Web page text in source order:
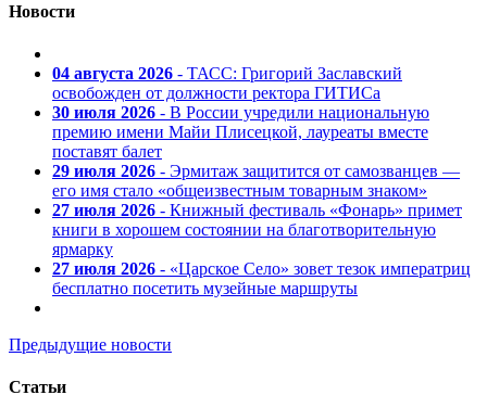
Новости
04 августа 2026 - ТАСС: Григорий Заславский
освобожден от должности ректора ГИТИСа
30 июля 2026 - В России учредили национальную
премию имени Майи Плисецкой, лауреаты вместе
поставят балет
29 июля 2026 - Эрмитаж защитится от самозванцев —
его имя стало «общеизвестным товарным знаком»
27 июля 2026 - Книжный фестиваль «Фонарь» примет
книги в хорошем состоянии на благотворительную
ярмарку
27 июля 2026 - «Царское Село» зовет тезок императриц
бесплатно посетить музейные маршруты
Предыдущие новости
Статьи